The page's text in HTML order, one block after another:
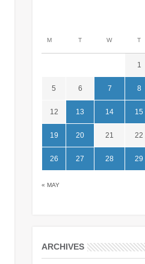
M T W T
« MAY
1
5 6 7 8
12 13 14 15
19 20 21 22
26 27 28 29
ARCHIVES